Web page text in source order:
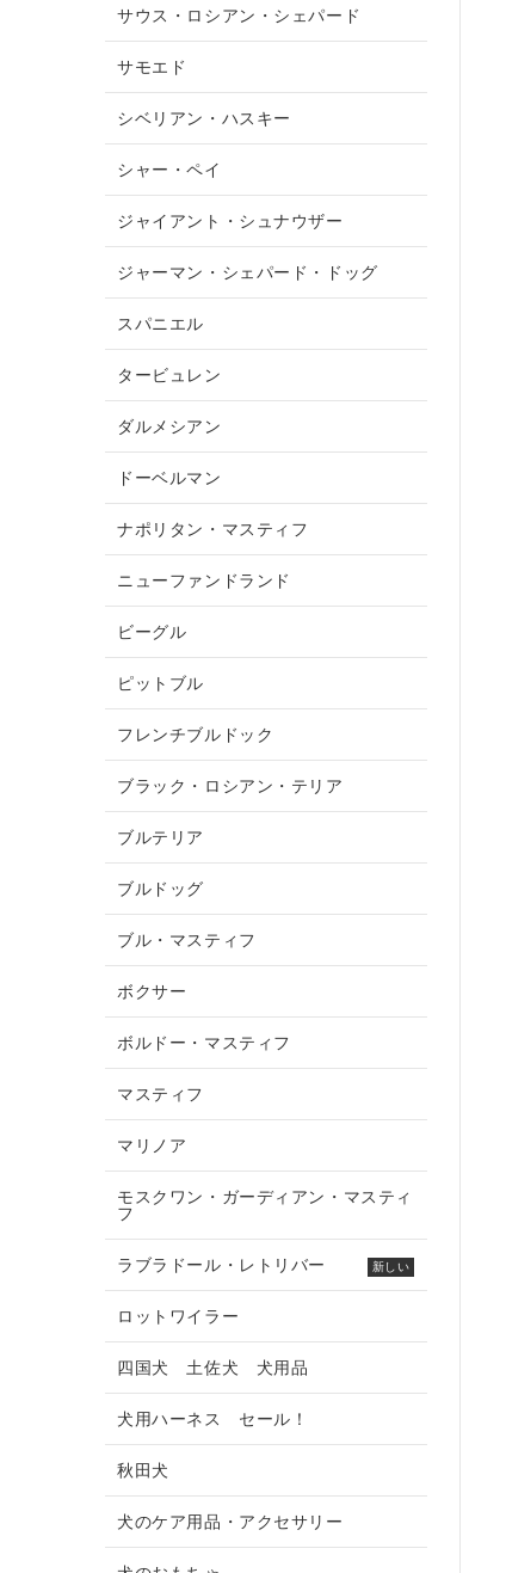
サウス・ロシアン・シェパード
サモエド
シベリアン・ハスキー
シャー・ペイ
ジャイアント・シュナウザー
ジャーマン・シェパード・ドッグ
スパニエル
タービュレン
ダルメシアン
ドーベルマン
ナポリタン・マスティフ
ニューファンドランド
ビーグル
ピットブル
フレンチブルドック
ブラック・ロシアン・テリア
ブルテリア
ブルドッグ
ブル・マスティフ
ボクサー
ボルドー・マスティフ
マスティフ
マリノア
モスクワン・ガーディアン・マスティ
フ
ラブラドール・レトリバー 新しい
ロットワイラー
四国犬 土佐犬 犬用品
犬用ハーネス セール！
秋田犬
犬のケア用品・アクセサリー